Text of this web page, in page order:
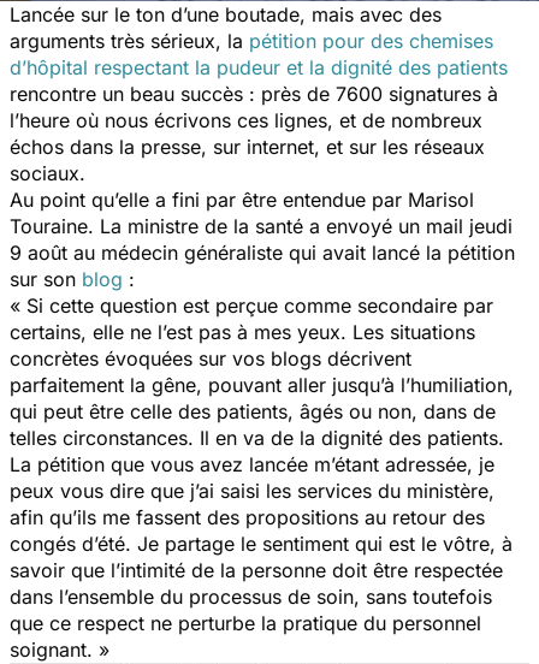
Lancée sur le ton d’une boutade, mais avec des
arguments très sérieux, la pétition pour des chemises
d’hôpital respectant la pudeur et la dignité des patients
rencontre un beau succès : près de 7600 signatures à
l’heure où nous écrivons ces lignes, et de nombreux
échos dans la presse, sur internet, et sur les réseaux
sociaux.
Au point qu’elle a fini par être entendue par Marisol
Touraine. La ministre de la santé a envoyé un mail jeudi
9 août au médecin généraliste qui avait lancé la pétition
sur son blog :
« Si cette question est perçue comme secondaire par
certains, elle ne l’est pas à mes yeux. Les situations
concrètes évoquées sur vos blogs décrivent
parfaitement la gêne, pouvant aller jusqu’à l’humiliation,
qui peut être celle des patients, âgés ou non, dans de
telles circonstances. Il en va de la dignité des patients.
La pétition que vous avez lancée m’étant adressée, je
peux vous dire que j’ai saisi les services du ministère,
afin qu’ils me fassent des propositions au retour des
congés d’été. Je partage le sentiment qui est le vôtre, à
savoir que l’intimité de la personne doit être respectée
dans l’ensemble du processus de soin, sans toutefois
que ce respect ne perturbe la pratique du personnel
soignant. »